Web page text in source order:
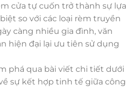
cửa tự cuốn trở thành sự lựa
so với các loại rèm truyền
càng nhiều gia đình, văn
hiện đại lại ưu tiên sử dụng
phá qua bài viết chi tiết dưới
sự kết hợp tinh tế giữa công